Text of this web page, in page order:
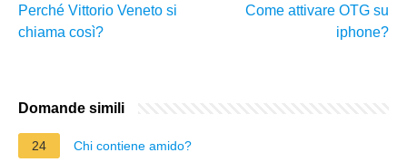
Perché Vittorio Veneto si
chiama così?
Come attivare OTG su
iphone?
Domande simili
24 Chi contiene amido?